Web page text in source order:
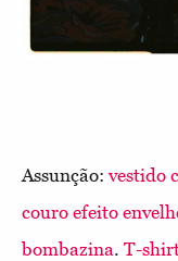
Assunção:vestido
couro efeito
bombazina. T-